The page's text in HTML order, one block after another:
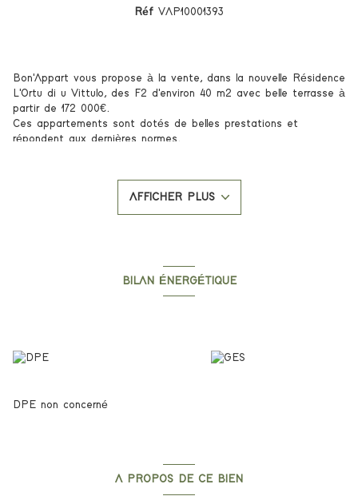
Réf VAP10001393
Bon'Appart vous propose à la vente, dans la nouvelle Résidence
L'Ortu di u Vittulo, des F2 d'environ 40 m2 avec belle terrasse à
partir de 172 000€.
Ces appartements sont dotés de belles prestations et
répondent aux dernières normes.
Au Vittulu, quartier Loretto, cet éco-quartier vous offre la
Il reste encore des disponibilités donc n'hésitez pas à contacter
AFFICHER PLUS
BILAN ÉNERGÉTIQUE
DPE non concerné
A PROPOS DE CE BIEN